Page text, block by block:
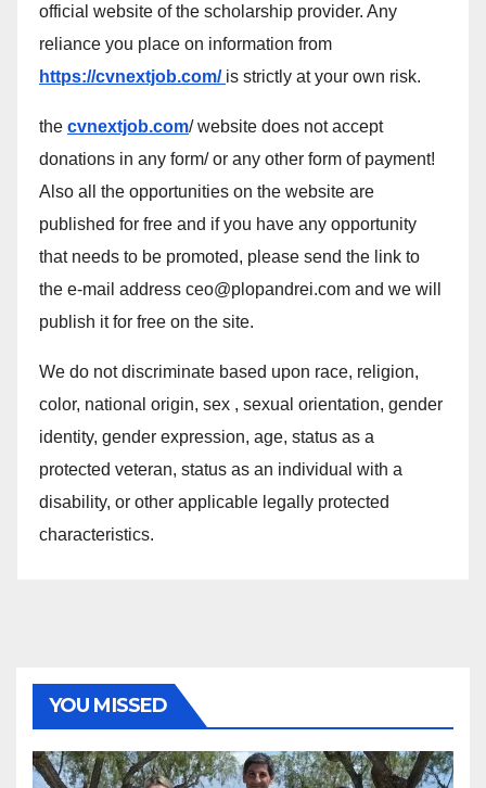
official website of the scholarship provider. Any
reliance you place on information from
https://cvnextjob.com/ is strictly at your own risk.
the cvnextjob.com/ website does not accept
donations in any form/ or any other form of payment!
Also all the opportunities on the website are
published for free and if you have any opportunity
that needs to be promoted, please send the link to
the e-mail address ceo@plopandrei.com and we will
publish it for free on the site.
We do not discriminate based upon race, religion,
color, national origin, sex , sexual orientation, gender
identity, gender expression, age, status as a
protected veteran, status as an individual with a
disability, or other applicable legally protected
characteristics.
YOU MISSED